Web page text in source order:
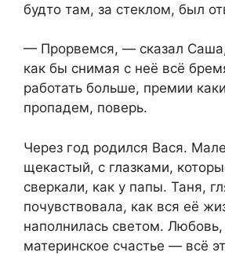
будто там, за стеклом, был
— Прорвемся, — сказал
как бы снимая с неё всё
работать больше, премии
пропадем, поверь.
Через год родился Вася.
щекастый, с глазками,
сверкали, как у папы. Таня,
почувствовала, как вся её
наполнилась светом.
материнское счастье — всё